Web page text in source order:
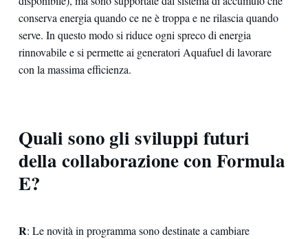
conserva energia quando ce ne è troppa e ne rilascia quando
serve. In questo modo si riduce ogni spreco di energia
rinnovabile e si permette ai generatori Aquafuel di lavorare
con la massima efficienza.
Quali sono gli sviluppi futuri
della collaborazione con Formula
E?
R: Le novità in programma sono destinate a cambiare